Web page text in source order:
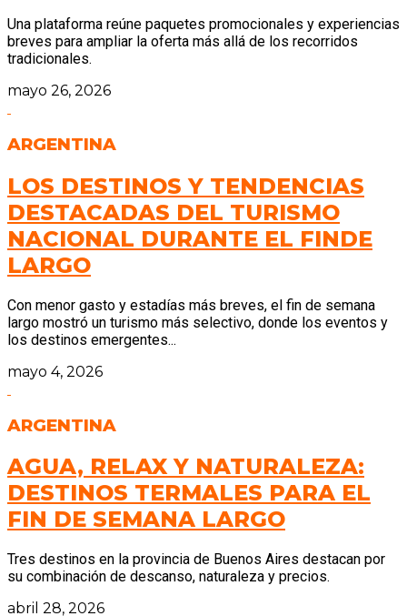
Una plataforma reúne paquetes promocionales y experiencias
breves para ampliar la oferta más allá de los recorridos
tradicionales.
mayo 26, 2026
ARGENTINA
LOS DESTINOS Y TENDENCIAS
DESTACADAS DEL TURISMO
NACIONAL DURANTE EL FINDE
LARGO
Con menor gasto y estadías más breves, el fin de semana
largo mostró un turismo más selectivo, donde los eventos y
los destinos emergentes...
mayo 4, 2026
ARGENTINA
AGUA, RELAX Y NATURALEZA:
DESTINOS TERMALES PARA EL
FIN DE SEMANA LARGO
Tres destinos en la provincia de Buenos Aires destacan por
su combinación de descanso, naturaleza y precios.
abril 28, 2026